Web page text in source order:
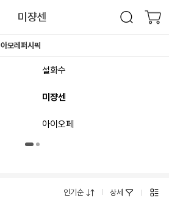
미쟝센
아모레퍼시픽
설화수
미쟝센
아이오페
인기순 상세